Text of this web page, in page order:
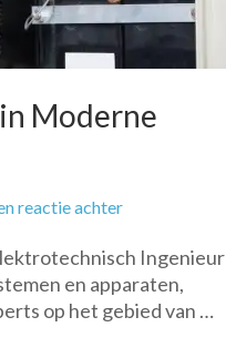
Moderne
reactie achterop
Cruciale
Rol
van
Ingenieur
en apparaten,
op het gebied van …